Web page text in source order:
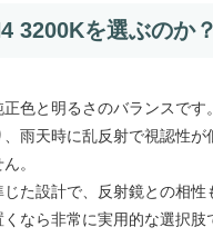
3200Kを選ぶのか？
色と明るさのバランスです。
雨天時に乱反射で視認性
。
た設計で、反射鏡との相性
なら非常に実用的な選択肢